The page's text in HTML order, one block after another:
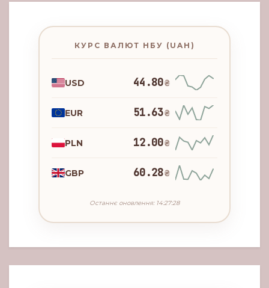
КУРС ВАЛЮТ НБУ (UAH)
USD 44.80₴
EUR 51.63₴
PLN 12.00₴
GBP 60.28₴
Останнє оновлення: 14:27:28